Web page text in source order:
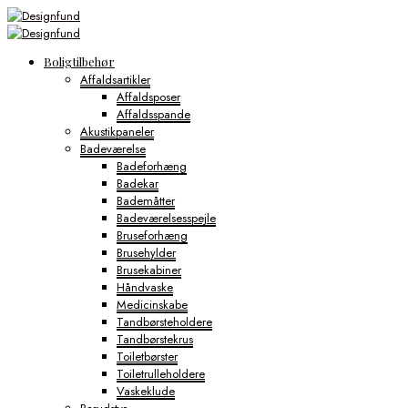
Boligtilbehør
Affaldsartikler
Affaldsposer
Affaldsspande
Akustikpaneler
Badeværelse
Badeforhæng
Badekar
Bademåtter
Badeværelsesspejle
Bruseforhæng
Brusehylder
Brusekabiner
Håndvaske
Medicinskabe
Tandbørsteholdere
Tandbørstekrus
Toiletbørster
Toiletrulleholdere
Vaskeklude